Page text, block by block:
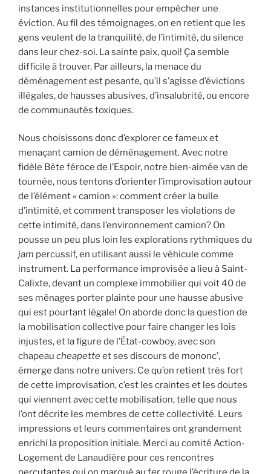
instances institutionnelles pour empêcher une
éviction. Au fil des témoignages, on en retient que les
gens veulent de la tranquilité, de l’intimité, du silence
dans leur chez-soi. La sainte paix, quoi! Ça semble
difficile à trouver. Par ailleurs, la menace du
déménagement est pesante, qu’il s’agisse d’évictions
illégales, de hausses abusives, d’insalubrité, ou encore
de communautés toxiques.
Nous choisissons donc d’explorer ce fameux et
menaçant camion de déménagement. Avec notre
fidèle Bête féroce de l’Espoir, notre bien-aimée van de
tournée, nous tentons d’orienter l’improvisation autour
de l’élément « camion »: comment créer la bulle
d’intimité, et comment transposer les violations de
cette intimité, dans l’environnement camion? On
pousse un peu plus loin les explorations rythmiques du
jam percussif, en utilisant aussi le véhicule comme
instrument. La performance improvisée a lieu à Saint-
Calixte, devant un complexe immobilier qui voit 40 de
ses ménages porter plainte pour une hausse abusive
qui est pourtant légale! On aborde donc la question de
la mobilisation collective pour faire changer les lois
injustes, et la figure de l’État-cowboy, avec son
chapeau cheapetteet ses discours de mononc’,
émerge dans notre univers. Ce qu’on retient très fort
de cette improvisation, c’est les craintes et les doutes
qui viennent avec cette mobilisation, telle que nous
l’ont décrite les membres de cette collectivité. Leurs
impressions et leurs commentaires ont grandement
enrichi la proposition initiale. Merci au comité Action-
Logement de Lanaudière pour ces rencontres